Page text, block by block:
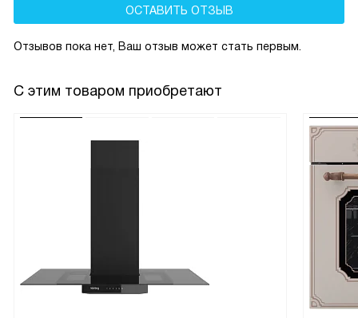
ОСТАВИТЬ ОТЗЫВ
Отзывов пока нет, Ваш отзыв может стать первым.
С этим товаром приобретают